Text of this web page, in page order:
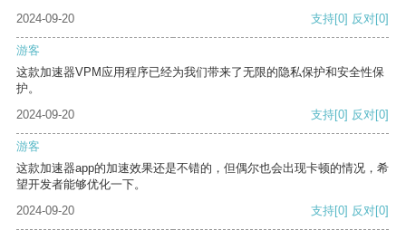
2024-09-20 支持[0] 反对[0]
游客
这款加速器VPM应用程序已经为我们带来了无限的隐私保护和安全性保
护。
2024-09-20
支持[0] 反对[0]
游客
这款加速器app的加速效果还是不错的，但偶尔也会出现卡顿的情况，希
望开发者能够优化一下。
2024-09-20
支持[0] 反对[0]